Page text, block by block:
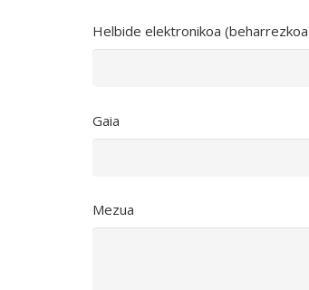
Helbide elektronikoa
Gaia
Mezua